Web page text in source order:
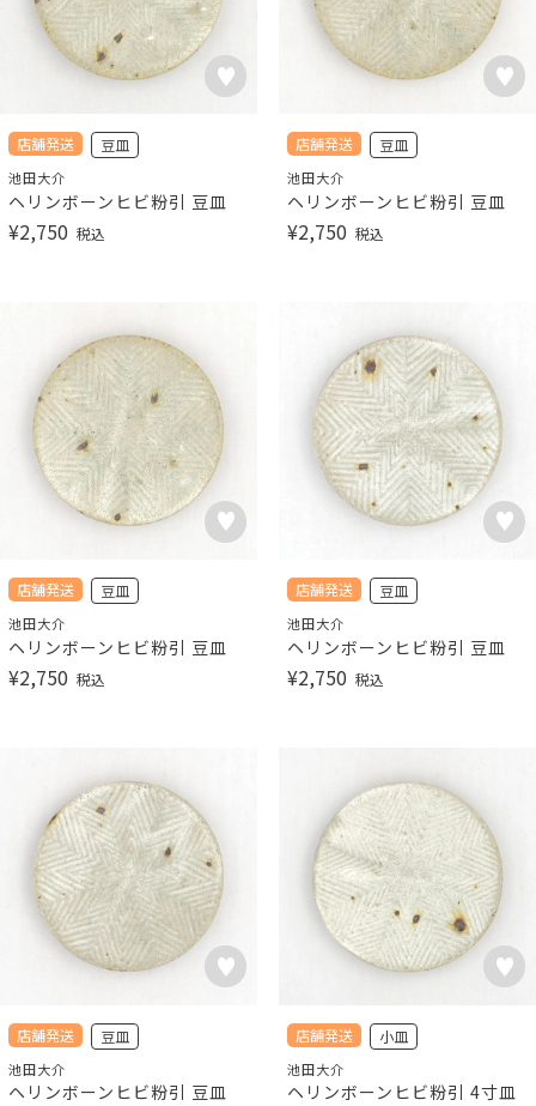
店舗発送 豆皿
池田大介
ヘリンボーンヒビ粉引 豆皿
¥2,750 税込
店舗発送 豆皿
池田大介
ヘリンボーンヒビ粉引 豆皿
¥2,750 税込
店舗発送 豆皿
池田大介
ヘリンボーンヒビ粉引 豆皿
¥2,750 税込
店舗発送 豆皿
池田大介
ヘリンボーンヒビ粉引 豆皿
¥2,750 税込
店舗発送 豆皿
池田大介
ヘリンボーンヒビ粉引 豆皿
店舗発送 小皿
池田大介
ヘリンボーンヒビ粉引 4寸皿